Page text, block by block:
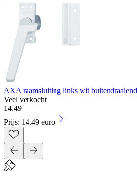
AXA raamsluiting links wit buitendraaiend
Veel verkocht
14.49
Prijs: 14.49 euro